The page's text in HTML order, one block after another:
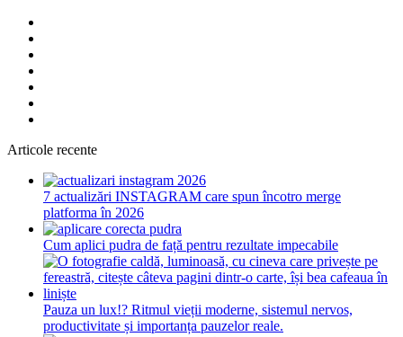
Articole recente
7 actualizări INSTAGRAM care spun încotro merge
platforma în 2026
Cum aplici pudra de față pentru rezultate impecabile
Pauza un lux!? Ritmul vieții moderne, sistemul nervos,
productivitate și importanța pauzelor reale.